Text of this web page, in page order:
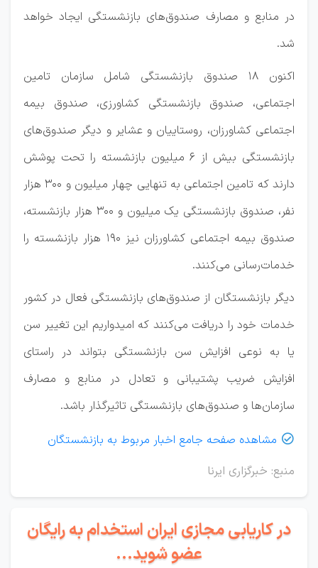
در منابع و مصارف صندوق‌های بازنشستگی ایجاد خواهد
شد.
اکنون ۱۸ صندوق بازنشستگی شامل سازمان تامین
اجتماعی، صندوق بازنشستگی کشاورزی، صندوق بیمه
اجتماعی کشاورزان، ‌روستاییان و عشایر و دیگر صندوق‌های
بازنشستگی بیش از ۶ میلیون بازنشسته را تحت پوشش
دارند که تامین اجتماعی به تنهایی چهار میلیون و ۳۰۰ هزار
نفر، صندوق بازنشستگی یک میلیون و ۳۰۰ هزار بازنشسته،
صندوق بیمه اجتماعی کشاورزان نیز ۱۹۰ هزار بازنشسته را
خدمات‌رسانی می‌کنند.
دیگر بازنشستگان از صندوق‌های بازنشستگی فعال در کشور
خدمات خود را دریافت می‌کنند که امیدواریم این تغییر سن
یا به نوعی افزایش سن بازنشستگی بتواند در راستای
افزایش ضریب پشتیبانی و تعادل در منابع و مصارف
سازمان‌ها و صندوق‌های بازنشستگی تاثیرگذار باشد.
 مشاهده صفحه جامع اخبار مربوط به بازنشستگان
منبع: خبرگزاری ایرنا
در کاریابی مجازی ایران استخدام به رایگان
عضو شوید...